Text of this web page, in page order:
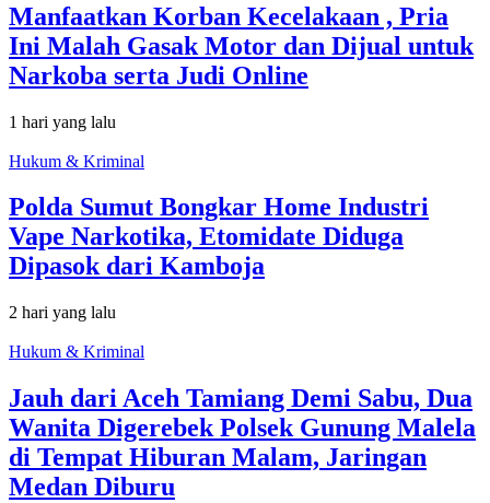
Manfaatkan Korban Kecelakaan , Pria
Ini Malah Gasak Motor dan Dijual untuk
Narkoba serta Judi Online
1 hari yang lalu
Hukum & Kriminal
Polda Sumut Bongkar Home Industri
Vape Narkotika, Etomidate Diduga
Dipasok dari Kamboja
2 hari yang lalu
Hukum & Kriminal
Jauh dari Aceh Tamiang Demi Sabu, Dua
Wanita Digerebek Polsek Gunung Malela
di Tempat Hiburan Malam, Jaringan
Medan Diburu